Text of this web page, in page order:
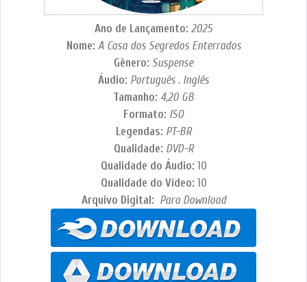
Ano de Lançamento: 2025
Nome: A Casa dos Segredos Enterrados
Gênero: Suspense
Áudio: Português . Inglês
Tamanho: 4,20 GB
Formato: ISO
Legendas: PT-BR
Qualidade: DVD-R
Qualidade do Áudio: 10
Qualidade do Vídeo: 10
Arquivo Digital: Para Download